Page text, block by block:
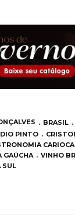
BRASIL
PINTO
CARIOCA
GAÚCHA VINHO
SUL